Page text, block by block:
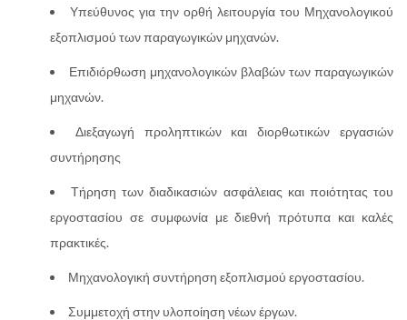
Υπεύθυνος για την ορθή λειτουργία του Μηχανολογικού
εξοπλισμού των παραγωγικών μηχανών.
Επιδιόρθωση μηχανολογικών βλαβών των παραγωγικών
μηχανών.
Διεξαγωγή προληπτικών και διορθωτικών εργασιών
συντήρησης
Τήρηση των διαδικασιών ασφάλειας και ποιότητας του
εργοστασίου σε συμφωνία με διεθνή πρότυπα και καλές
πρακτικές.
Μηχανολογική συντήρηση εξοπλισμού εργοστασίου.
Συμμετοχή στην υλοποίηση νέων έργων.